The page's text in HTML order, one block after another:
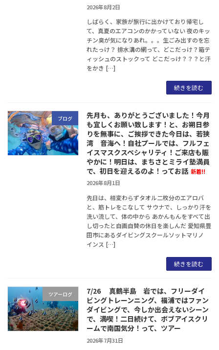
2026年8月2日
しばらく、家族が旅行に出かけており帰宅し
て、真夏のエアコンのかかっていない 夜のキッ
チン臭が気になりあれ。。。生ごみ出すのを忘
れたっけ？ 排水溝の網って、どこだっけ？箱テ
ィッシュのストックって どこだっけ？？？と汗
をかき […]
続きを読む
ブログ
先月も、ありがとうございました！今月
も宜しくお願い致します！と、お朔日参
りを無事に、ご挨拶できた今日は、若狭
湾 音海へ！自社プールでは、フルフェ
イスマスクスペシャリティ！ご来店も賑
やかに！明日は、まちさとミライ塾満員
で、初日を迎えるのよ！ってお話 新着!!
2026年8月1日
先日は、相変わらずタオル二枚分のエアロバ
と、筋トレをこなして サウナで、しっかり汗を
洗い流して、体の中から あかんもんをすべて出
し切ったと自画自賛の休日を楽しんだ 愛知県豊
田市にあるダイビングスクールソットマリノ
インス […]
続きを読む
ツアーログ
7/26 真鶴半島 岩では、フリーダイ
ビングトレーンニング、福浦ではファン
ダイビングで、今しか出会えないシーン
で、満喫！二日続けて、ボブアイスクリ
ームで南国気分！って、ツアー
2026年7月31日